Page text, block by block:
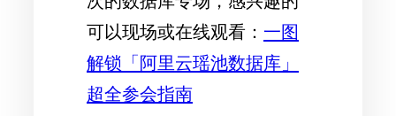
可以现场或在线观看： 一图
解锁「阿里云瑶池数据库」
超全参会指南